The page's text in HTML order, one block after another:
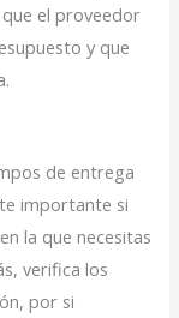
el proveedor
y que
de entrega
importante si
la que necesitas
verifica los
por si